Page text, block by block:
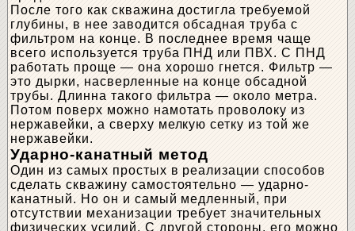
После того как скважина достигла требуемой
глубины, в нее заводится обсадная труба с
фильтром на конце. В последнее время чаще
всего используется труба ПНД или ПВХ. С ПНД
работать проще — она хорошо гнется. Фильтр —
это дырки, насверленные на конце обсадной
трубы. Длинна такого фильтра — около метра.
Потом поверх можно намотать проволоку из
нержавейки, а сверху мелкую сетку из той же
нержавейки.
Ударно-канатный метод
Один из самых простых в реализации способов
сделать скважину самостоятельно — ударно-
канатный. Но он и самый медленный, при
отсутствии механизации требует значительных
физических усилий. С другой стороны, его можно